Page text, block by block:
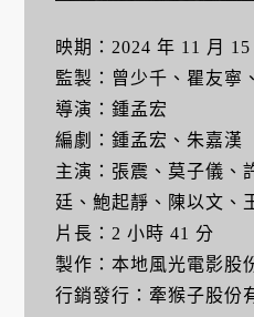
映期：2024 年 11 月 15
監製：曾少千、瞿友寧
導演：鍾孟宏
編劇：鍾孟宏、朱嘉漢
主演：張震、莫子儀、
廷、鮑起靜、陳以文、
片長：2 小時 41 分
製作：本地風光電影股
行銷發行：牽猴子股份